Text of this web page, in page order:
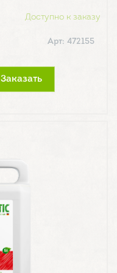
Доступно к заказу
Арт: 472155
Заказать